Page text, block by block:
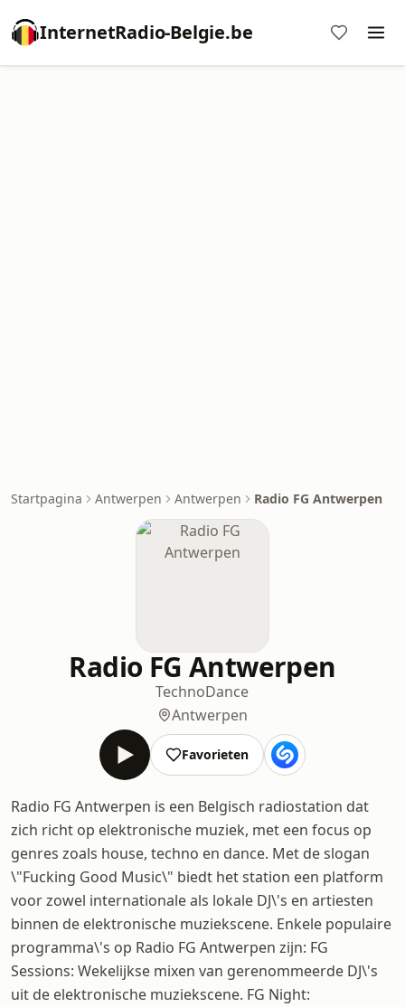
InternetRadio-Belgie.be
Startpagina Antwerpen Antwerpen Radio FG Antwerpen
Radio FG Antwerpen
TechnoDance
Antwerpen
Favorieten
Radio FG Antwerpen is een Belgisch radiostation dat
zich richt op elektronische muziek, met een focus op
genres zoals house, techno en dance. Met de slogan
\"Fucking Good Music\" biedt het station een platform
voor zowel internationale als lokale DJ\'s en artiesten
binnen de elektronische muziekscene. Enkele populaire
programma\'s op Radio FG Antwerpen zijn: FG
Sessions: Wekelijkse mixen van gerenommeerde DJ\'s
uit de elektronische muziekscene. FG Night: